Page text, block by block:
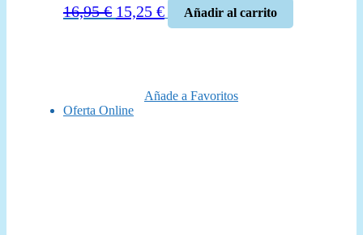
16,95€ El
15,25 €El
precio
Añadir al carrito
Añade a Favoritos
Oferta Online